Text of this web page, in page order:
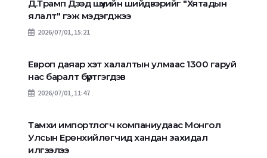
Д.Трамп Дээд шүүхийн шийдвэрийг "Хятадын
ялалт" гэж мэдэгджээ
2026/07/01, 15:21
Европ даяар хэт халалтын улмаас 1300 гаруй
нас баралт бүртгэгдэв
2026/07/01, 11:47
Тамхи импортлогч компаниудаас Монгол
Улсын Ерөнхийлөгчид хандан захидал
илгээлээ